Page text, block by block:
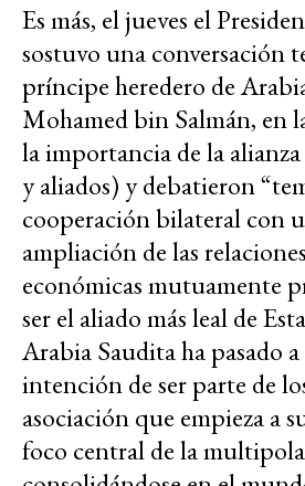
Es más, el jueves el
sostuvo una conversación
príncipe heredero de
Mohamed bin Salmán, en
la importancia de la
y aliados) y debatieron
cooperación bilateral con
ampliación de las
económicas mutuamente
ser el aliado más leal de
Arabia Saudita ha pasado
intención de ser parte de
asociación que empieza a
foco central de la